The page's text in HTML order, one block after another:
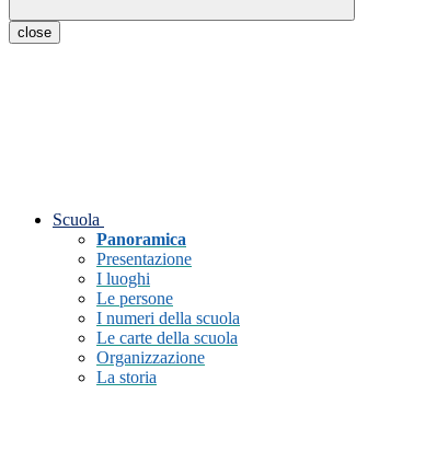
close
Scuola
Panoramica
Presentazione
I luoghi
Le persone
I numeri della scuola
Le carte della scuola
Organizzazione
La storia